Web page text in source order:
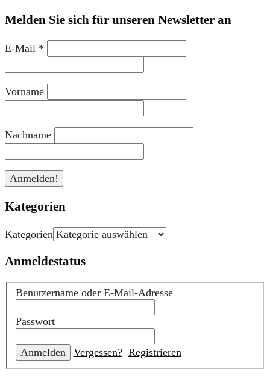
Melden Sie sich für unseren Newsletter an
E-Mail *
Vorname
Nachname
Kategorien
Kategorien
Anmeldestatus
Benutzername oder E-Mail-Adresse
Passwort
Vergessen? Registrieren